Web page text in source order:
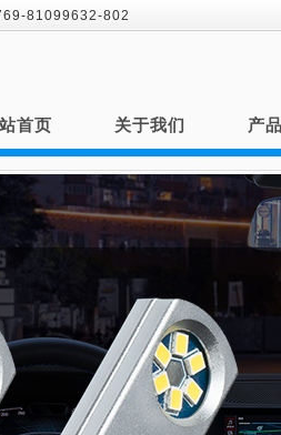
81099632-802
首页 关于我们 产